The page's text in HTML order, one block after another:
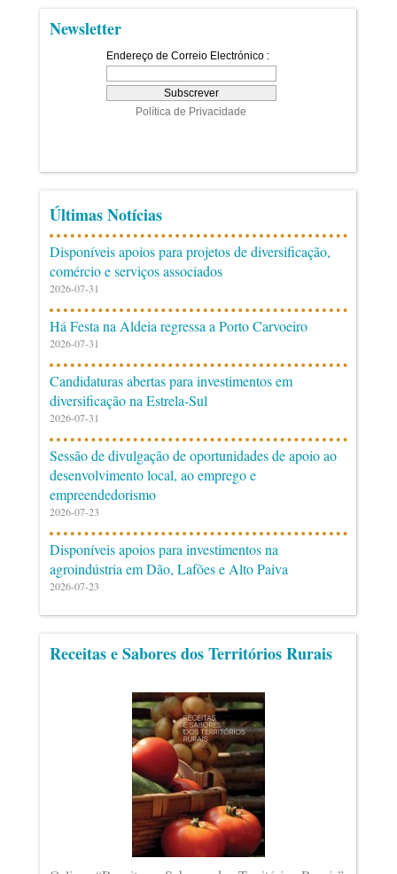
Newsletter
Últimas Notícias
Disponíveis apoios para projetos de diversificação,
comércio e serviços associados
2026-07-31
Há Festa na Aldeia regressa a Porto Carvoeiro
2026-07-31
Candidaturas abertas para investimentos em
diversificação na Estrela-Sul
2026-07-31
Sessão de divulgação de oportunidades de apoio ao
desenvolvimento local, ao emprego e
empreendedorismo
2026-07-23
Disponíveis apoios para investimentos na
agroindústria em Dão, Lafões e Alto Paiva
2026-07-23
Receitas e Sabores dos Territórios Rurais